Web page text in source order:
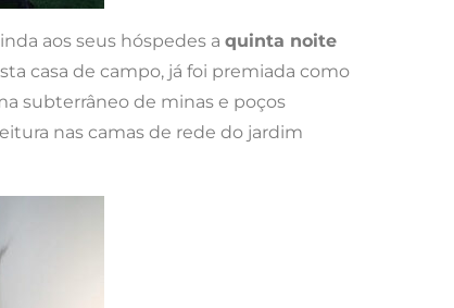
aos seus hóspedes a quinta noite
casa de campo, já foi premiada como
subterrâneo de minas e poços
nas camas de rede do jardim